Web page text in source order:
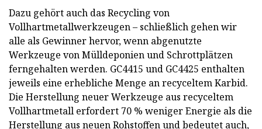
Dazu gehört auch das Recycling von
Vollhartmetallwerkzeugen – schließlich gehen wir
alle als Gewinner hervor, wenn abgenutzte
Werkzeuge von Mülldeponien und Schrottplätzen
ferngehalten werden. GC4415 und GC4425 enthalten
jeweils eine erhebliche Menge an recyceltem Karbid.
Die Herstellung neuer Werkzeuge aus recyceltem
Vollhartmetall erfordert 70 % weniger Energie als die
Herstellung aus neuen Rohstoffen und bedeutet auch,